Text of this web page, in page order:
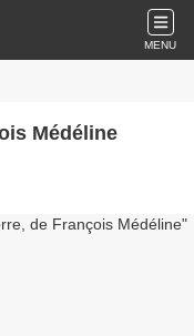
MENU
Médéline